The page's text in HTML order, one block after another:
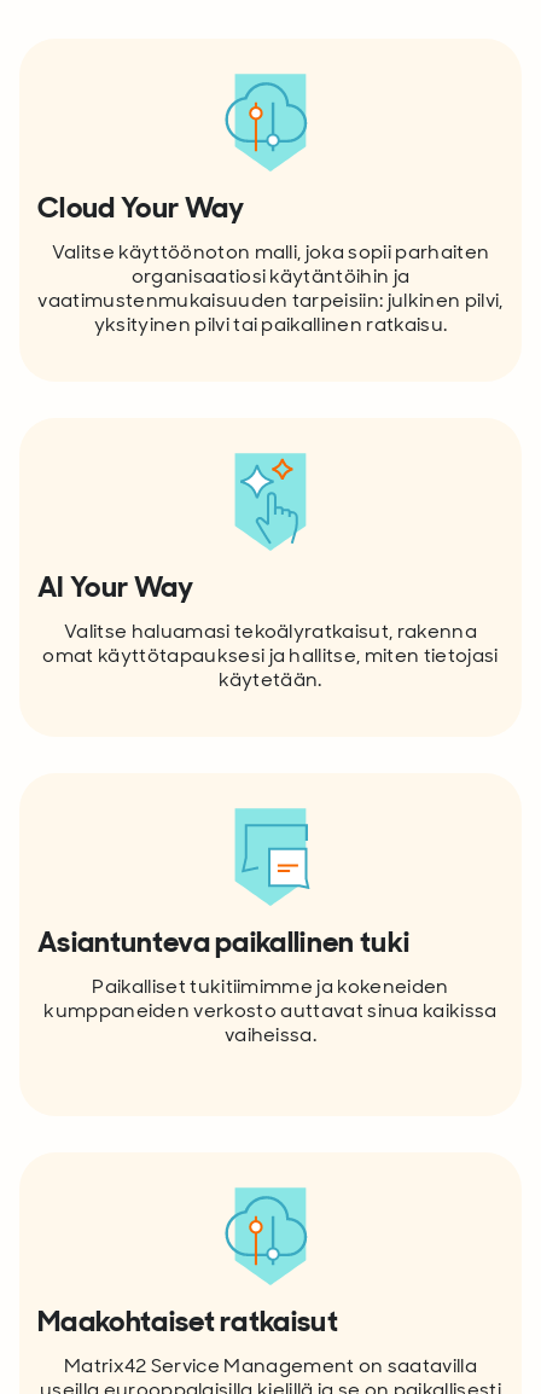
Cloud Your Way
Valitse käyttöönoton malli, joka sopii parhaiten
organisaatiosi käytäntöihin ja
vaatimustenmukaisuuden tarpeisiin: julkinen pilvi,
yksityinen pilvi tai paikallinen ratkaisu.
AI Your Way
Valitse haluamasi tekoälyratkaisut, rakenna
omat käyttötapauksesi ja hallitse, miten tietojasi
käytetään.
Asiantunteva paikallinen tuki
Paikalliset tukitiimimme ja kokeneiden
kumppaneiden verkosto auttavat sinua kaikissa
vaiheissa.
Maakohtaiset ratkaisut
Matrix42 Service Management on saatavilla